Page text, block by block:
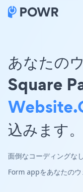
あなたの
Square
込みます。
面倒なコーディングな
Form appをあなたのウ